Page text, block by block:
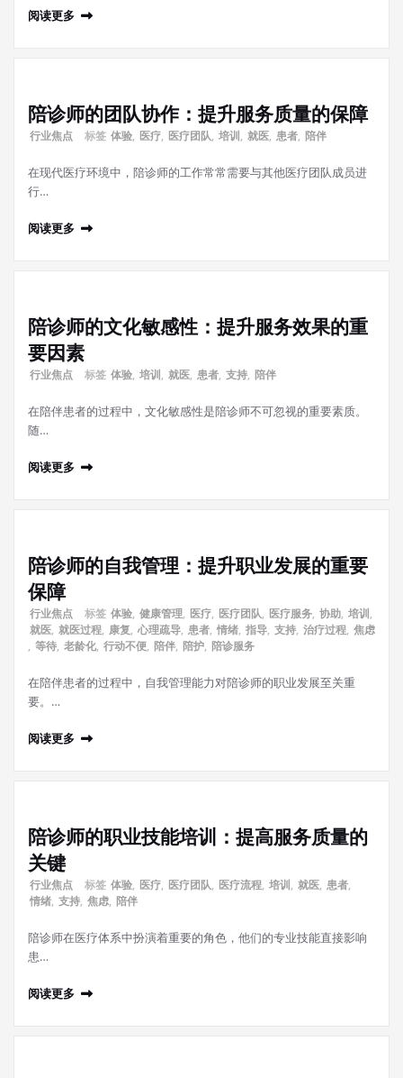
阅读更多
陪诊师的团队协作：提升服务质量的保障
行业焦点 标签 体验, 医疗, 医疗团队, 培训, 就医, 患者, 陪伴
在现代医疗环境中，陪诊师的工作常常需要与其他医疗团队成员进
行…
阅读更多
陪诊师的文化敏感性：提升服务效果的重
要因素
行业焦点 标签 体验, 培训, 就医, 患者, 支持, 陪伴
在陪伴患者的过程中，文化敏感性是陪诊师不可忽视的重要素质。
随…
阅读更多
陪诊师的自我管理：提升职业发展的重要
保障
行业焦点 标签 体验, 健康管理, 医疗, 医疗团队, 医疗服务, 协助, 培训,
就医, 就医过程, 康复, 心理疏导, 患者, 情绪, 指导, 支持, 治疗过程, 焦虑
, 等待, 老龄化, 行动不便, 陪伴, 陪护, 陪诊服务
在陪伴患者的过程中，自我管理能力对陪诊师的职业发展至关重
要。…
阅读更多
陪诊师的职业技能培训：提高服务质量的
关键
行业焦点 标签 体验, 医疗, 医疗团队, 医疗流程, 培训, 就医, 患者,
情绪, 支持, 焦虑, 陪伴
陪诊师在医疗体系中扮演着重要的角色，他们的专业技能直接影响
患…
阅读更多